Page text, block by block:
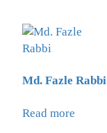
Md. Fazle Rabbi
Read more